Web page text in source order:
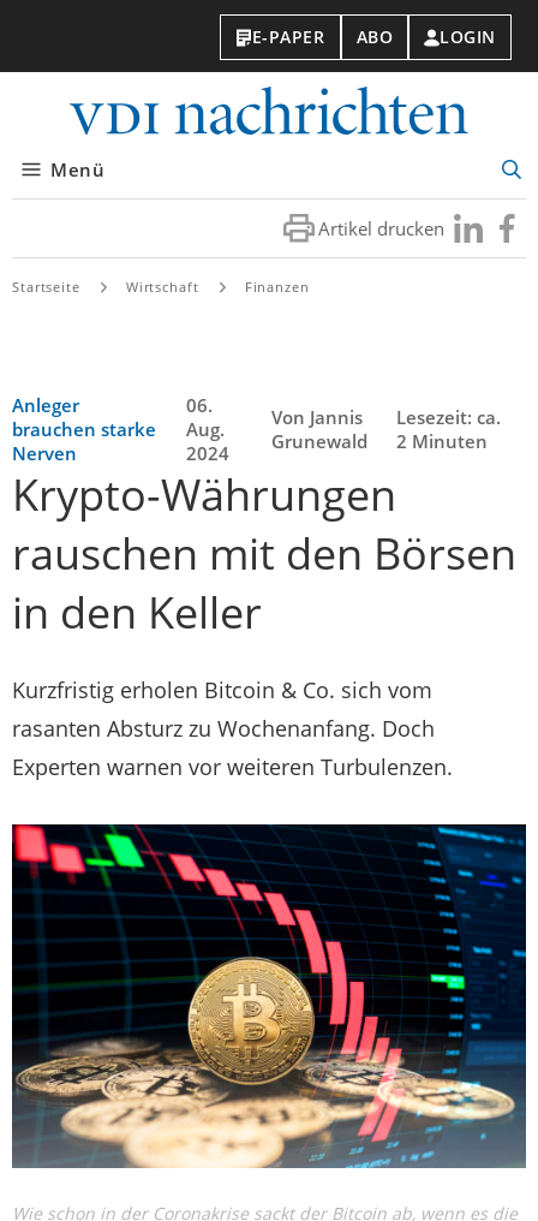
E-PAPER ABO LOGIN
Menü
Artikel drucken Besuchen
Sie
Sie
Startseite Wirtschaft Finanzen
Anleger
brauchen starke
Nerven
06.
Aug.
2024
Von Jannis
Grunewald
Lesezeit: ca.
2 Minuten
Krypto-Währungen
rauschen mit den Börsen
in den Keller
Kurzfristig erholen Bitcoin & Co. sich vom
rasanten Absturz zu Wochenanfang. Doch
Experten warnen vor weiteren Turbulenzen.
Wie schon in der Coronakrise sackt der Bitcoin ab, wenn es die